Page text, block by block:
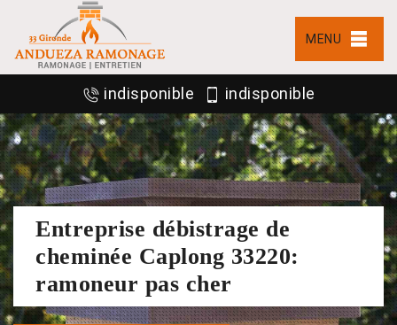
MENU
indisponible indisponible
Entreprise débistrage de
cheminée Caplong 33220:
ramoneur pas cher